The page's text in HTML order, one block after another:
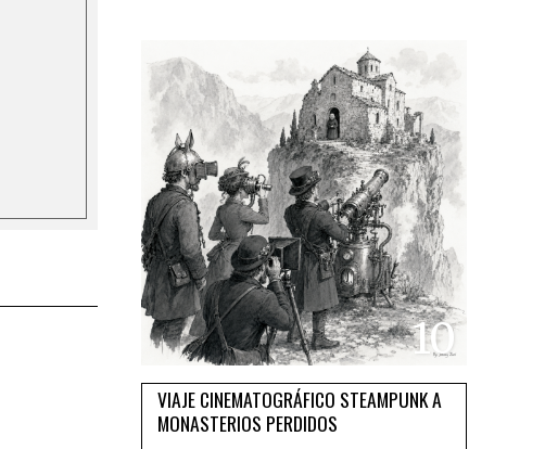
10
VIAJE CINEMATOGRÁFICO STEAMPUNK A
MONASTERIOS PERDIDOS